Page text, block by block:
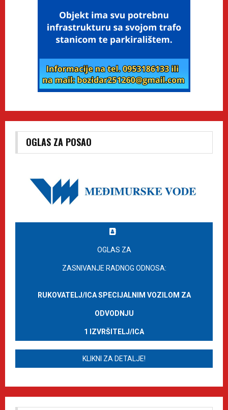
OGLAS ZA POSAO
OGLAS ZA
ZASNIVANJE RADNOG ODNOSA:
RUKOVATELJ/ICA SPECIJALNIM VOZILOM ZA
ODVODNJU
1 IZVRŠITELJ/ICA
KLIKNI ZA DETALJE!